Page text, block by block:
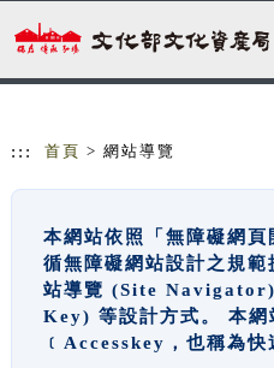
::: 首頁 > 網站導覽
本網站依照「無障礙網
循無障礙網站設計之規
站導覽 (Site Navigator)
Key) 等設計方式。 本網
﹝Accesskey，也稱為快